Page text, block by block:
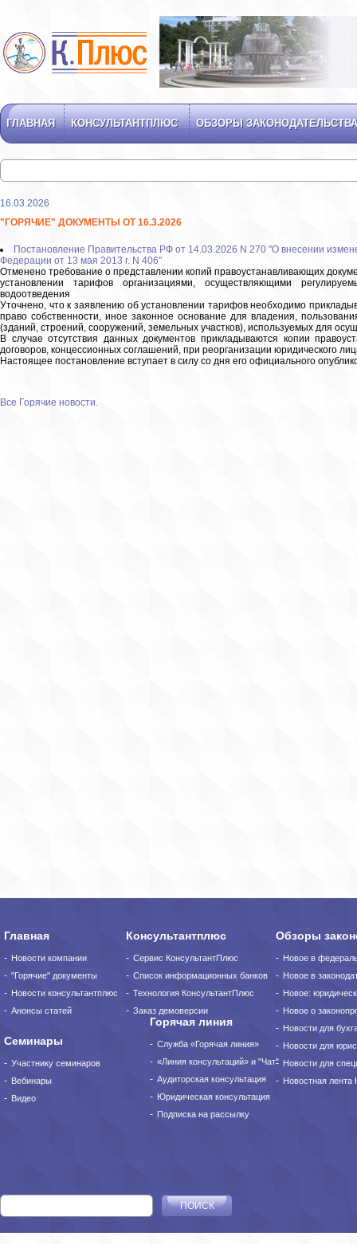
ГЛАВНАЯ КОНСУЛЬТАНТПЛЮС ОБЗОРЫ ЗАКОНОДАТЕЛЬСТВА
16.03.2026
"ГОРЯЧИЕ" ДОКУМЕНТЫ ОТ 16.3.2026
Постановление Правительства РФ от 14.03.2026 N 270 "О внесении
Федерации от 13 мая 2013 г. N 406"
Отменено требование о представлении копий правоустанавливающих
установлении тарифов организациями, осуществляющими
водоотведения
Уточнено, что к заявлению об установлении тарифов необходимо
право собственности, иное законное основание для владения,
(зданий, строений, сооружений, земельных участков), используемых для
В случае отсутствия данных документов прикладываются копии
договоров, концессионных соглашений, при реорганизации юридического
Настоящее постановление вступает в силу со дня его официального
Все Горячие новости.
Главная
Новости компании
"Горячие" документы
Новости консультантплюс
Анонсы статей
Консультантплюс
Сервис КонсультантПлюс
Список информационных банков
Технология КонсультантПлюс
Заказ демоверсии
Обзоры
Новое в
Новое в
Новое:
Новое о
Новости для
Новости для
Новости для
Новостная лента
Горячая линия
Служба «Горячая линия»
«Линия консультаций» и "Чат"
Аудиторская консультация
Юридическая консультация
Подписка на рассылку
Семинары
Участнику семинаров
Вебинары
Видео